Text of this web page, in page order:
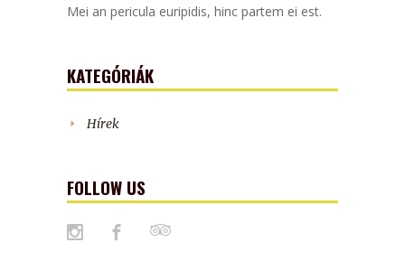
Mei an pericula euripidis, hinc partem ei est.
KATEGÓRIÁK
Hírek
FOLLOW US